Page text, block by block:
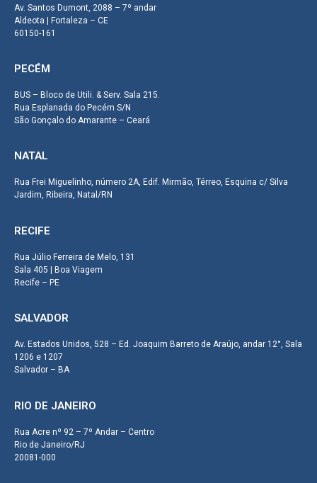
Av. Santos Dumont, 2088 – 7º andar
Aldeota | Fortaleza – CE
60150-161
PECÉM
BUS – Bloco de Utili. & Serv. Sala 215.
Rua Esplanada do Pecém S/N
São Gonçalo do Amarante – Ceará
NATAL
Rua Frei Miguelinho, número 2A, Edif. Mirmão, Térreo, Esquina c/ Silva
Jardim, Ribeira, Natal/RN
RECIFE
Rua Júlio Ferreira de Melo, 131
Sala 405 | Boa Viagem
Recife – PE
SALVADOR
Av. Estados Unidos, 528 – Ed. Joaquim Barreto de Araújo, andar 12°, Sala
1206 e 1207
Salvador – BA
RIO DE JANEIRO
Rua Acre nº 92 – 7º Andar – Centro
Rio de Janeiro/RJ
20081-000